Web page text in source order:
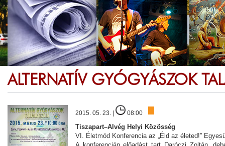
ALTERNATÍV GYÓGYÁSZOK
2015. 05. 23. | 08:00
Tiszapart–Alvég Helyi Közösség
VI. Életmód Konferencia az „Éld az életed!”